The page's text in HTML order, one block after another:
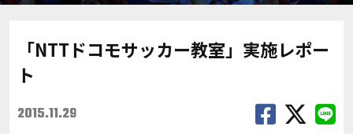
「NTTドコモサッカー教室」実施レポー
ト
2015.11.29